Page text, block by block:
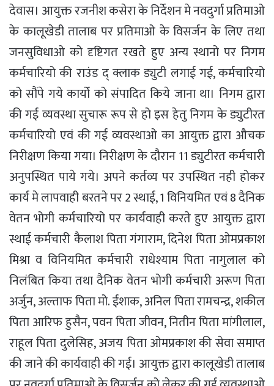
देवास। आयुक्त रजनीश कसेरा के निर्देशन मे नवदुर्गा प्रतिमाओ
के कालूखेडी तालाब पर प्रतिमाओ के विसर्जन के लिए तथा
जनसुविधाओ को दृष्टिगत रखते हुए अन्य स्थानो पर निगम
कर्मचारियो की राउंड द् क्लाक ड्युटी लगाई गई, कर्मचारियो
को सौंपे गये कार्यो को संपादित किये जाना था। निगम द्वारा
की गई व्यवस्था सुचारू रूप से हो इस हेतु निगम के ड्युटीरत
कर्मचारियो एवं की गई व्यवस्थाओ का आयुक्त द्वारा औचक
निरीक्षण किया गया। निरीक्षण के दौरान 11 ड्युटीरत कर्मचारी
अनुपस्थित पाये गये। अपने कर्तव्य पर उपस्थित नही होकर
कार्य मे लापवाही बरतने पर 2 स्थाई, 1 विनियमित एवं 8 दैनिक
वेतन भोगी कर्मचारियो पर कार्यवाही करते हुए आयुक्त द्वारा
स्थाई कर्मचारी कैलाश पिता गंगाराम, दिनेश पिता ओमप्रकाश
मिश्रा व विनियमित कर्मचारी राधेश्याम पिता नागुलाल को
निलंबित किया तथा दैनिक वेतन भोगी कर्मचारी अरूण पिता
अर्जुन, अल्ताफ पिता मो. ईशाक, अनिल पिता रामचन्द्र, शकील
पिता आरिफ हुसैन, पवन पिता जीवन, नितीन पिता मांगीलाल,
राहूल पिता दुलेसिह, अजय पिता ओमप्रकाश की सेवा समाप्त
की जाने की कार्यवाही की गई। आयुक्त द्वारा कालूखेडी तालाब